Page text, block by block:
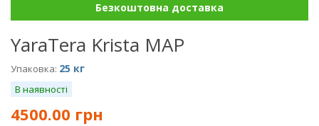
Безкоштовна доставка
YaraTera Krista MAP
Упаковка: 25 кг
В наявності
4500.00 грн